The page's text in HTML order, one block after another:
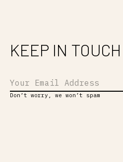
KEEP IN TOUCH
Don’t worry, we won’t spam